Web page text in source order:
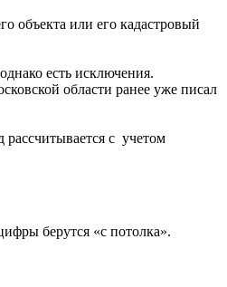
объекта или его кадастровый
есть исключения.
области ранее уже писал
рассчитывается с учетом
берутся «с потолка».